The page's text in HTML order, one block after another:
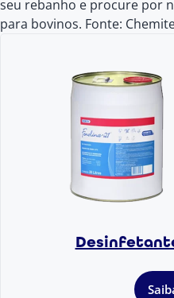
seu rebanho e procure por
para bovinos. Fonte: